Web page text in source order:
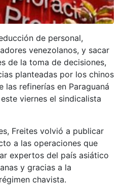
de personal,
venezolanos, y sacar
de la toma de decisiones,
planteadas por los chinos
las refinerías en Paraguaná
viernes el sindicalista
Freites volvió a publicar
a las operaciones que
expertos del país asiático
y gracias a la
chavista.